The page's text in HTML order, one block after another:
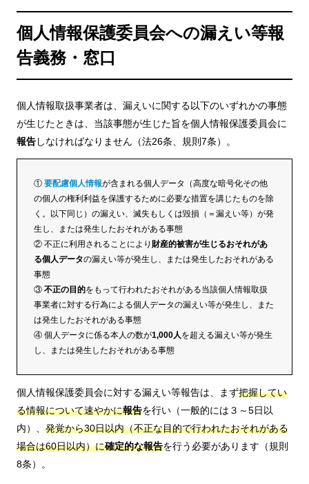
個人情報保護委員会への漏えい等報
告義務・窓口
個人情報取扱事業者は、漏えいに関する以下のいずれかの事態
が生じたときは、当該事態が生じた旨を個人情報保護委員会に
報告しなければなりません（法26条、規則7条）。
① 要配慮個人情報が含まれる個人データ（高度な暗号化その他
の個人の権利利益を保護するために必要な措置を講じたものを除
く。以下同じ）の漏えい、滅失もしくは毀損（＝漏えい等）が発
生し、または発生したおそれがある事態
② 不正に利用されることにより 財産的被害が生じるおそれがあ
る個人データの漏えい等が発生し、または発生したおそれがある
事態
③ 不正の目的をもって行われたおそれがある当該個人情報取扱
事業者に対する行為による個人データの漏えい等が発生し、また
は発生したおそれがある事態
④ 個人データに係る本人の数が1,000人を超える漏えい等が発生
し、または発生したおそれがある事態
個人情報保護委員会に対する漏えい等報告は、まず把握してい
る情報について速やかに報告を行い（一般的には３～5日以
内）、 発覚から30日以内（不正な目的で行われたおそれがある
場合は60日以内）に確定的な報告を行う必要があります（規則
8条）。